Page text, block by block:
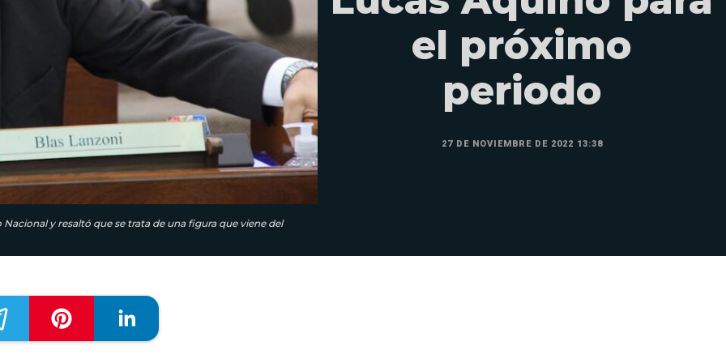
y resaltó que se trata de una figura que viene del
el próximo
periodo
27 DE NOVIEMBRE DE 2022 13:38